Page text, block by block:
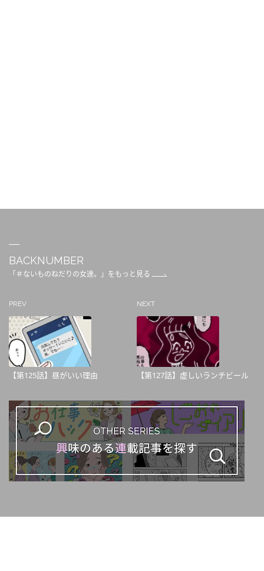
BACKNUMBER
「＃ないものねだりの女達。」をもっと見る
PREV
【第125話】昼がいい理由
NEXT
【第127話】虚しいランチビール